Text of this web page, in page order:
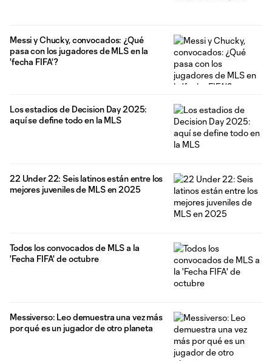
Messi y Chucky, convocados: ¿Qué
pasa con los jugadores de MLS en la
'fecha FIFA'?
Los estadios de Decision Day 2025:
aquí se define todo en la MLS
22 Under 22: Seis latinos están entre los
mejores juveniles de MLS en 2025
Todos los convocados de MLS a la
'Fecha FIFA' de octubre
Messiverso: Leo demuestra una vez más
por qué es un jugador de otro planeta